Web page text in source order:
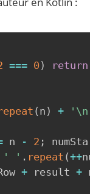
=== 0 ) return
( n ) +
n - 2 ;
' ' . repeat (++
+ result +